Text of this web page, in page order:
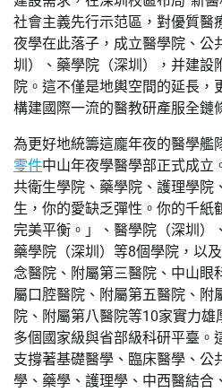
社會主義先行示范區，對優質醫
夜學在此落子，成立醫學院、公
圳）、藥學院（深圳），并建設
院。這不僅是地輿空間的延長，
構建國際一流的醫教研產服全鏈
為更好地統籌這龐年夜的醫學艦
零件中山年夜學醫學部正式成立
共衛生學院、藥學院、護理學院
生，你的愛缺乏彈性。你的千紙
完美平衡。」、醫學院（深圳）
藥學院（深圳）等8個學院，以
念醫院、附屬第三醫院、中山眼
屬口腔醫院、附屬第五醫院、附
院、附屬第八醫院等10家實力
多個國家級與省部級科研平臺。
支撐著基礎醫學、臨床醫學、公
學、藥學、護理學、中西醫結合